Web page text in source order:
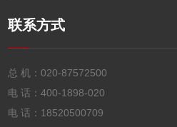
联系方式
总 机：020-87572500
电 话：400-1898-020
电 话： 18520500709